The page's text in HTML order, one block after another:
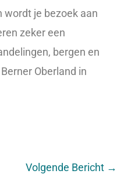
je bezoek aan
zeker een
bergen en
Oberland in
Volgende Bericht →